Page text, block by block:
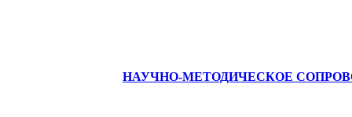
НАУЧНО-МЕТОДИЧЕСКОЕ